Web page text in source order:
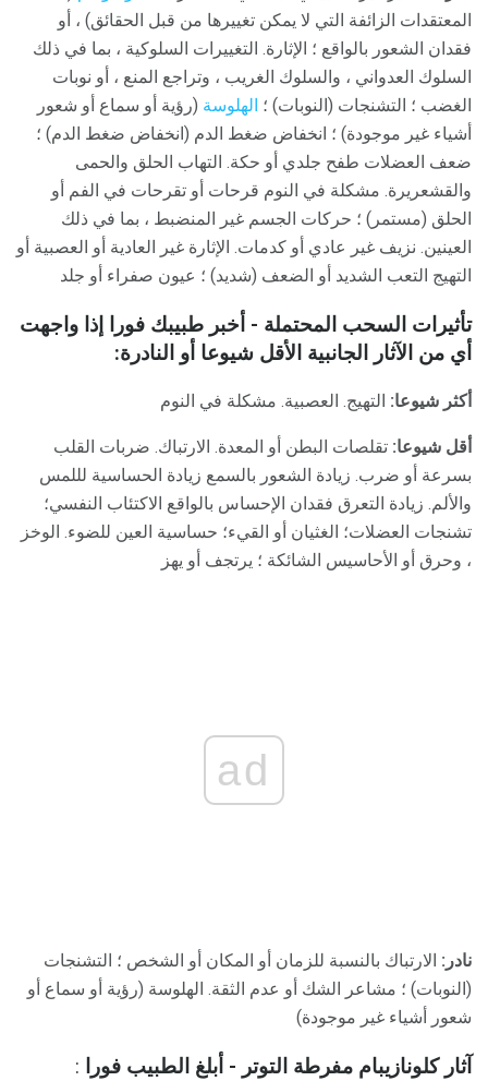
المعتقدات الزائفة التي لا يمكن تغييرها من قبل الحقائق) ، أو
فقدان الشعور بالواقع ؛ الإثارة. التغييرات السلوكية ، بما في ذلك
السلوك العدواني ، والسلوك الغريب ، وتراجع المنع ، أو نوبات
الغضب ؛ التشنجات (النوبات) ؛ الهلوسة (رؤية أو سماع أو شعور
أشياء غير موجودة) ؛ انخفاض ضغط الدم (انخفاض ضغط الدم) ؛
ضعف العضلات طفح جلدي أو حكة. التهاب الحلق والحمى
والقشعريرة. مشكلة في النوم قرحات أو تقرحات في الفم أو
الحلق (مستمر) ؛ حركات الجسم غير المنضبط ، بما في ذلك
العينين. نزيف غير عادي أو كدمات. الإثارة غير العادية أو العصبية أو
التهيج التعب الشديد أو الضعف (شديد) ؛ عيون صفراء أو جلد
تأثيرات السحب المحتملة - أخبر طبيبك فورا إذا واجهت
أي من الآثار الجانبية الأقل شيوعا أو النادرة:
أكثر شيوعا: التهيج. العصبية. مشكلة في النوم
أقل شيوعا: تقلصات البطن أو المعدة. الارتباك. ضربات القلب
بسرعة أو ضرب. زيادة الشعور بالسمع زيادة الحساسية لللمس
والألم. زيادة التعرق فقدان الإحساس بالواقع الاكتئاب النفسي؛
تشنجات العضلات؛ الغثيان أو القيء؛ حساسية العين للضوء. الوخز
، وحرق أو الأحاسيس الشائكة ؛ يرتجف أو يهز
ad
نادر: الارتباك بالنسبة للزمان أو المكان أو الشخص ؛ التشنجات
(النوبات) ؛ مشاعر الشك أو عدم الثقة. الهلوسة (رؤية أو سماع أو
شعور أشياء غير موجودة)
آثار كلونازيبام مفرطة التوتر - أبلغ الطبيب فورا :